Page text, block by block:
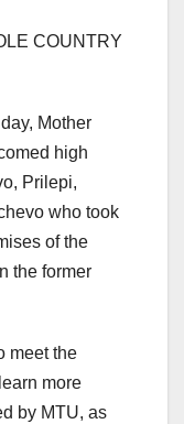
COUNTRY
Mother
high
Prilepi,
who took
of the
the former
meet the
more
by MTU, as